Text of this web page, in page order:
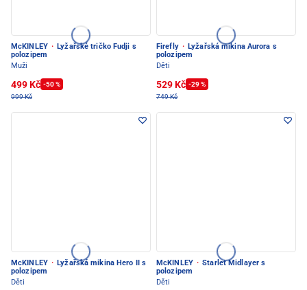
McKINLEY · Lyžařské tričko Fudji s
polozipem
Muži
499 Kč -50 %
999 Kč
Firefly · Lyžařská mikina Aurora s
polozipem
Děti
529 Kč -29 %
749 Kč
McKINLEY · Lyžařská mikina Hero II s
polozipem
Děti
McKINLEY · Starlet Midlayer s
polozipem
Děti